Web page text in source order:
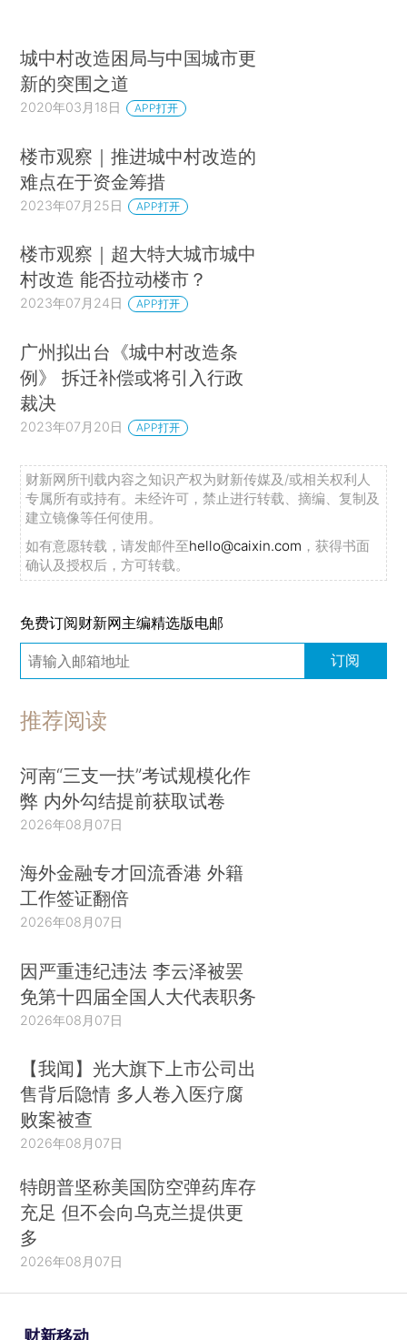
城中村改造困局与中国城市更
新的突围之道
2020年03月18日 APP打开
楼市观察｜推进城中村改造的
难点在于资金筹措
2023年07月25日 APP打开
楼市观察｜超大特大城市城中
村改造 能否拉动楼市？
2023年07月24日 APP打开
广州拟出台《城中村改造条
例》 拆迁补偿或将引入行政
裁决
2023年07月20日 APP打开
财新网所刊载内容之知识产权为财新传媒及/或相关权利人
专属所有或持有。未经许可，禁止进行转载、摘编、复制及
建立镜像等任何使用。
如有意愿转载，请发邮件至hello@caixin.com ，获得书面
确认及授权后，方可转载。
免费订阅财新网主编精选版电邮
订阅
推荐阅读
河南“三支一扶”考试规模化作
弊 内外勾结提前获取试卷
2026年08月07日
海外金融专才回流香港 外籍
工作签证翻倍
2026年08月07日
因严重违纪违法 李云泽被罢
免第十四届全国人大代表职务
2026年08月07日
【我闻】光大旗下上市公司出
售背后隐情 多人卷入医疗腐
败案被查
2026年08月07日
特朗普坚称美国防空弹药库存
充足 但不会向乌克兰提供更
多
2026年08月07日
财新移动